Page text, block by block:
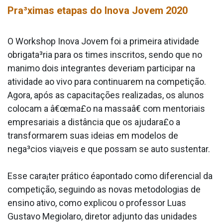
Pra³ximas etapas do Inova Jovem 2020
O Workshop Inova Jovem foi a primeira atividade
obrigata³ria para os times inscritos, sendo que no
ma­nimo dois integrantes deveriam participar na
atividade ao vivo para continuarem na competição.
Agora, após as capacitações realizadas, os alunos
colocam a â€œma£o na massaâ€ com mentoriais
empresariais a distância que os ajudara£o a
transformarem suas ideias em modelos de
nega³cios via¡veis e que possam se auto sustentar.
Esse cara¡ter prático éapontado como diferencial da
competição, seguindo as novas metodologias de
ensino ativo, como explicou o professor Lua­s
Gustavo Megiolaro, diretor adjunto das unidades